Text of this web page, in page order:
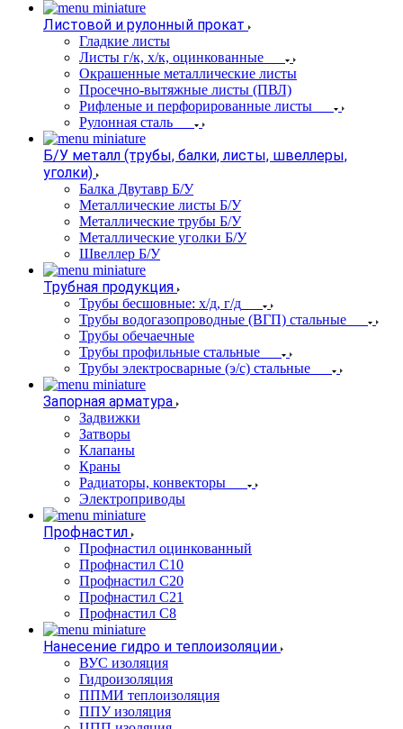
Листовой и рулонный прокат
Гладкие листы
Листы г/к, х/к, оцинкованные
Окрашенные металлические листы
Просечно-вытяжные листы (ПВЛ)
Рифленые и перфорированные листы
Рулонная сталь
Б/У металл (трубы, балки, листы, швеллеры,
уголки)
Балка Двутавр Б/У
Металлические листы Б/У
Металлические трубы Б/У
Металлические уголки Б/У
Швеллер Б/У
Трубная продукция
Трубы бесшовные: х/д, г/д
Трубы водогазопроводные (ВГП) стальные
Трубы обечаечные
Трубы профильные стальные
Трубы электросварные (э/с) стальные
Запорная арматура
Задвижки
Затворы
Клапаны
Краны
Радиаторы, конвекторы
Электроприводы
Профнастил
Профнастил оцинкованный
Профнастил С10
Профнастил С20
Профнастил С21
Профнастил С8
Нанесение гидро и теплоизоляции
ВУС изоляция
Гидроизоляция
ППМИ теплоизоляция
ППУ изоляция